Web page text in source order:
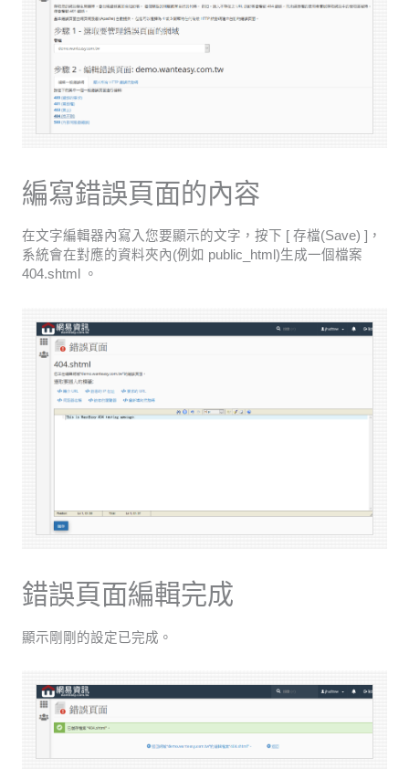
編寫錯誤頁面的內容
在文字編輯器內寫入您要顯示的文字，按下 [ 存檔(Save) ]，
系統會在對應的資料夾內(例如 public_html)生成一個檔案
404.shtml 。
錯誤頁面編輯完成
顯示剛剛的設定已完成。